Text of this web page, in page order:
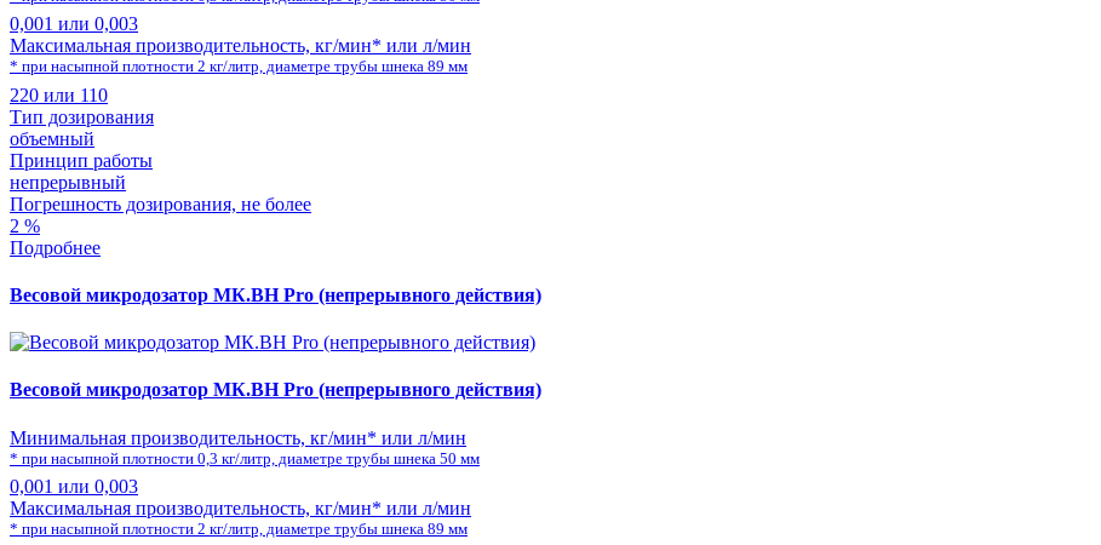
0,001 или 0,003
Максимальная производительность, кг/мин* или л/мин
* при насыпной плотности 2 кг/литр, диаметре трубы шнека 89 мм
220 или 110
Тип дозирования
объемный
Принцип работы
непрерывный
Погрешность дозирования, не более
2 %
Подробнее
Весовой микродозатор МК.ВН Pro (непрерывного действия)
Весовой микродозатор МК.ВН Pro (непрерывного действия)
Минимальная производительность, кг/мин* или л/мин
* при насыпной плотности 0,3 кг/литр, диаметре трубы шнека 50 мм
0,001 или 0,003
Максимальная производительность, кг/мин* или л/мин
* при насыпной плотности 2 кг/литр, диаметре трубы шнека 89 мм